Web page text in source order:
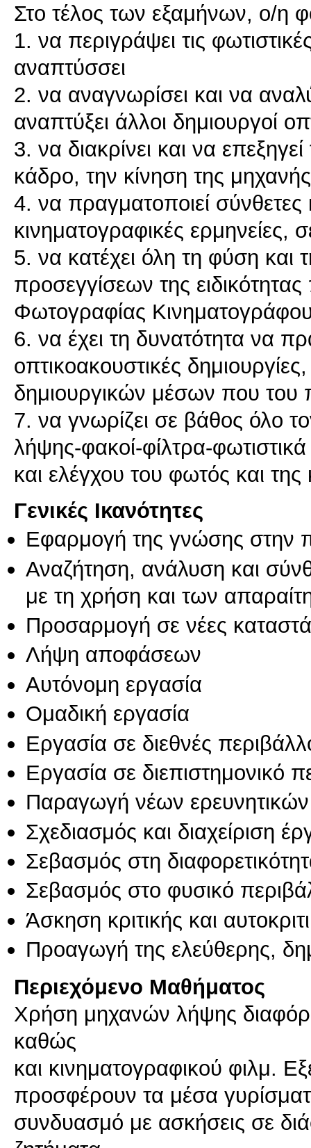
Στο τέλος των εξαμήνων, ο/η
1. να περιγράψει τις
αναπτύσσει
2. να αναγνωρίσει και να
αναπτύξει άλλοι δημιουργοί
3. να διακρίνει και να
κάδρο, την κίνηση της
4. να πραγματοποιεί
κινηματογραφικές ερμηνείες,
5. να κατέχει όλη τη φύση
προσεγγίσεων της
Φωτογραφίας
6. να έχει τη δυνατότητα να
οπτικοακουστικές
δημιουργικών μέσων που του
7. να γνωρίζει σε βάθος όλο
λήψης-φακοί-φίλτρα-
και ελέγχου του φωτός και
Γενικές Ικανότητες
Εφαρμογή της γνώσης στην
Αναζήτηση, ανάλυση και
με τη χρήση και των
Προσαρμογή σε νέες
Λήψη αποφάσεων
Αυτόνομη εργασία
Ομαδική εργασία
Εργασία σε διεθνές
Εργασία σε διεπιστημονικό
Παραγωγή νέων
Σχεδιασμός και διαχείριση
Σεβασμός στη
Σεβασμός στο φυσικό
Άσκηση κριτικής και
Προαγωγή της ελεύθερης,
Περιεχόμενο Μαθήματος
Χρήση μηχανών λήψης
καθώς
και κινηματογραφικού φιλμ.
προσφέρουν τα μέσα
συνδυασμό με ασκήσεις σε